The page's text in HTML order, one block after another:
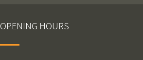
OPENING HOURS